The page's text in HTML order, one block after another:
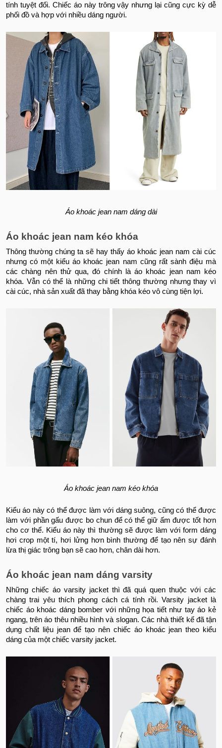
tính tuyệt đối. Chiếc áo này trông vậy nhưng lại cũng cực kỳ dễ
phối đồ và hợp với nhiều dáng người.
Áo khoác jean nam dáng dài
Áo khoác jean nam kéo khóa
Thông thường chúng ta sẽ hay thấy áo khoác jean nam cài cúc
nhưng có một kiểu áo khoác jean nam cũng rất sành điệu mà
các chàng nên thử qua, đó chính là áo khoác jean nam kéo
khóa. Vẫn có thể là những chi tiết thông thường nhưng thay vì
cài cúc, nhà sản xuất đã thay bằng khóa kéo vô cùng tiện lợi.
Áo khoác jean nam kéo khóa
Kiểu áo này có thể được làm với dáng suông, cũng có thể được
làm với phần gấu được bo chun để có thể giữ ấm được tốt hơn
cho cơ thể. Kiểu áo này thì thường sẽ được làm với form dáng
hơi crop một tí, hơi lửng hơn bình thường để tạo nên sự đánh
lừa thị giác trông bạn sẽ cao hơn, chân dài hơn.
Áo khoác jean nam dáng varsity
Những chiếc áo varsity jacket thì đã quá quen thuộc với các
chàng trai yêu thích phong cách cá tính rồi. Varsity jacket là
chiếc áo khoác dáng bomber với những họa tiết như tay áo kẻ
ngang, trên áo thêu nhiều hình và slogan. Các nhà thiết kế đã tận
dụng chất liệu jean để tạo nên chiếc áo khoác jean theo kiểu
dáng của một chiếc varsity jacket.